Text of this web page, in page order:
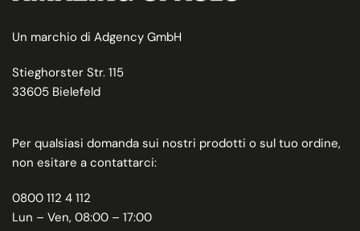
Un marchio di Adgency GmbH
Stieghorster Str. 115
33605 Bielefeld
Per qualsiasi domanda sui nostri prodotti o sul tuo ordine,
non esitare a contattarci:
0800 112 4 112
Lun – Ven, 08:00 – 17:00